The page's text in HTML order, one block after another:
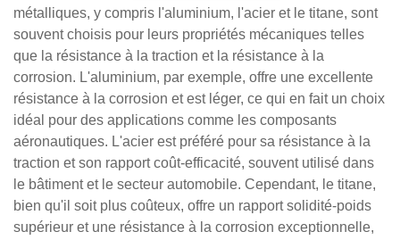
métalliques, y compris l'aluminium, l'acier et le titane, sont
souvent choisis pour leurs propriétés mécaniques telles
que la résistance à la traction et la résistance à la
corrosion. L'aluminium, par exemple, offre une excellente
résistance à la corrosion et est léger, ce qui en fait un choix
idéal pour des applications comme les composants
aéronautiques. L'acier est préféré pour sa résistance à la
traction et son rapport coût-efficacité, souvent utilisé dans
le bâtiment et le secteur automobile. Cependant, le titane,
bien qu'il soit plus coûteux, offre un rapport solidité-poids
supérieur et une résistance à la corrosion exceptionnelle,